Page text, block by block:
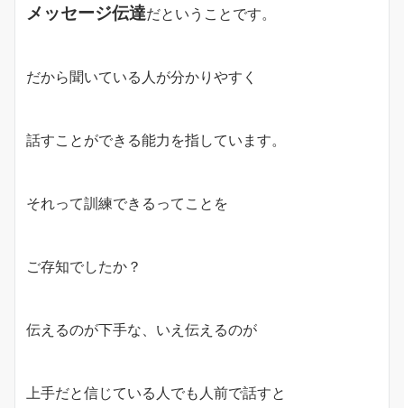
メッセージ伝達だということです。
だから聞いている人が分かりやすく
話すことができる能力を指しています。
それって訓練できるってことを
ご存知でしたか？
伝えるのが下手な、いえ伝えるのが
上手だと信じている人でも人前で話すと